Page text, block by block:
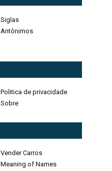
Siglas
Antônimos
Politica de privacidade
Sobre
Vender Carros
Meaning of Names